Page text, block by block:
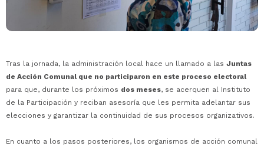
Tras la jornada, la administración local hace un llamado a las Juntas
de Acción Comunal que no participaron en este proceso electoral
para que, durante los próximos dos meses, se acerquen al Instituto
de la Participación y reciban asesoría que les permita adelantar sus
elecciones y garantizar la continuidad de sus procesos organizativos.
En cuanto a los pasos posteriores, los organismos de acción comunal